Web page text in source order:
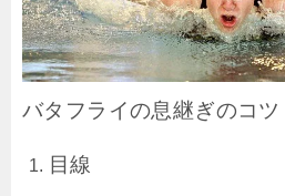
バタフライの息継ぎのコツ
目線